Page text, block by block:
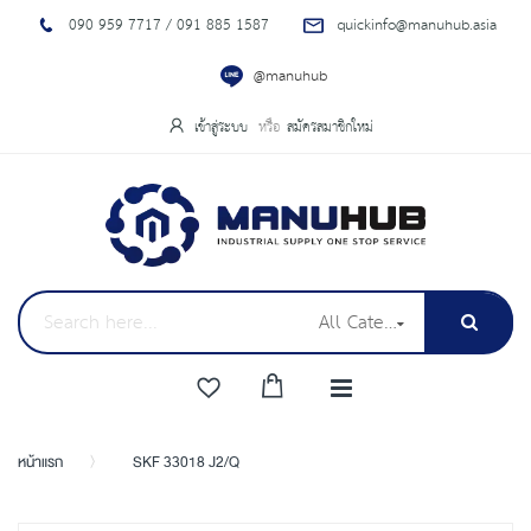
090 959 7717 / 091 885 1587
quickinfo@manuhub.asia
@manuhub
เข้าสู่ระบบ สมัครสมาชิกใหม่
All Categories
หน้าแรก SKF 33018 J2/Q